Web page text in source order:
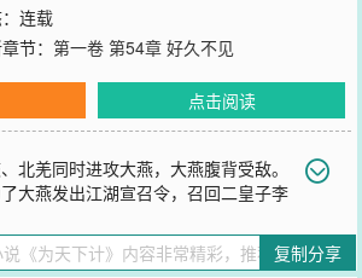
连载
节： 第一卷 第54章 好久不见
点击阅读
北羌同时进攻大燕，大燕腹背受敌。
大燕发出江湖宣召令，召回二皇子李
》还不错的话请不要忘记向您QQ群和微博微信
复制分享